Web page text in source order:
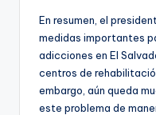
En resumen, el
medidas importantes
adicciones en El
centros de
embargo, aún queda
este problema de